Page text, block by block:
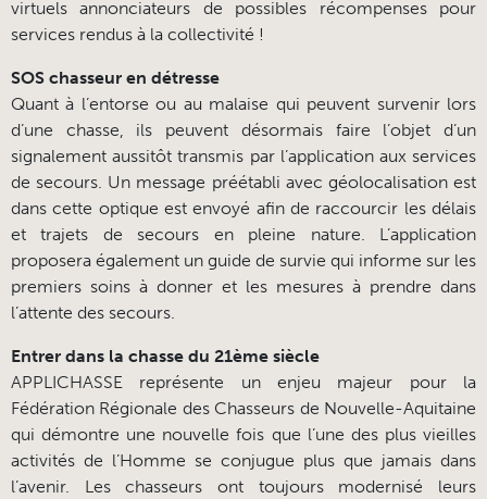
virtuels annonciateurs de possibles récompenses pour
services rendus à la collectivité !
SOS chasseur en détresse
Quant à l’entorse ou au malaise qui peuvent survenir lors
d’une chasse, ils peuvent désormais faire l’objet d’un
signalement aussitôt transmis par l’application aux services
de secours. Un message préétabli avec géolocalisation est
dans cette optique est envoyé afin de raccourcir les délais
et trajets de secours en pleine nature. L’application
proposera également un guide de survie qui informe sur les
premiers soins à donner et les mesures à prendre dans
l’attente des secours.
Entrer dans la chasse du 21ème siècle
APPLICHASSE représente un enjeu majeur pour la
Fédération Régionale des Chasseurs de Nouvelle-Aquitaine
qui démontre une nouvelle fois que l’une des plus vieilles
activités de l’Homme se conjugue plus que jamais dans
l’avenir. Les chasseurs ont toujours modernisé leurs